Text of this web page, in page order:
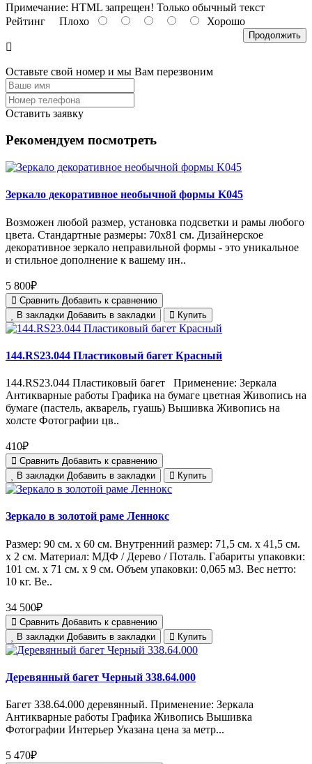
Примечание: HTML запрещен! Только обычный текст
Рейтинг Плохо Хорошо
Продолжить
Оставьте свой номер и мы Вам перезвоним
Оставить заявку
Рекомендуем посмотреть
Зеркало декоративное необычной формы K045
Возможен любой размер, установка подсветки и рамы любого
цвета. Стандартные размеры: 70х81 см. Дизайнерское
декоративное зеркало неправильной формы - это уникальное
и стильное дополнение к вашему ин..
5 800₽
Сравнить Добавить к сравнению
В закладки Добавить в закладки Купить
144.RS23.044 Пластиковый багет Красный
144.RS23.044 Пластиковый багет Применение: Зеркала
Антикварные работы Графика на бумаге цветная Живопись на
бумаге (пастель, акварель, гуашь) Вышивка Живопись на
холсте Фотографии цв..
410₽
Сравнить Добавить к сравнению
В закладки Добавить в закладки Купить
Зеркало в золотой раме Леннокс
Размер: 90 см. х 60 см. Внутренний размер: 71,5 см. х 41,5 см.
х 2 см. Материал: МДФ / Дерево / Поталь. Габариты упаковки:
101 см. х 71 см. х 9 см. Объем упаковки: 0,065 м3. Вес нетто:
10 кг. Ве..
34 500₽
Сравнить Добавить к сравнению
В закладки Добавить в закладки Купить
Деревянный багет Черный 338.64.000
Багет 338.64.000 деревянный. Применение: Зеркала
Антикварные работы Графика Живопись Вышивка
Фотографии Интерьер Указана цена за метр...
5 470₽